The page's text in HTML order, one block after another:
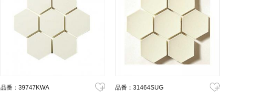
品番：39747KWA 品番：31464SUG